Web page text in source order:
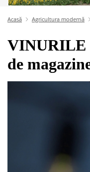
Acasă Agricultura modernă
VINURILE
de